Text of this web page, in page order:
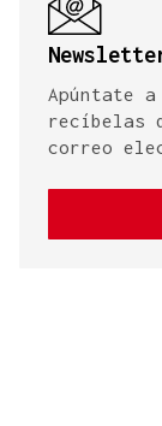
Apúntate
recíbelas
correo